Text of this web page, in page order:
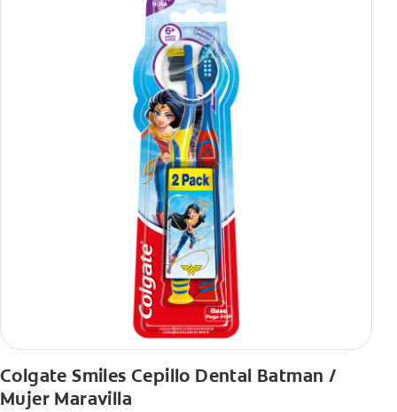
Colgate Smiles Cepillo Dental Batman /
Mujer Maravilla